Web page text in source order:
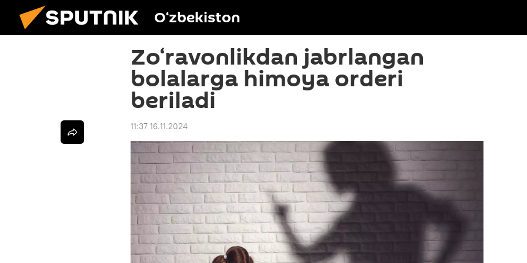
O‘zbekiston
Zo‘ravonlikdan jabrlangan
bolalarga himoya orderi
beriladi
11:37 16.11.2024